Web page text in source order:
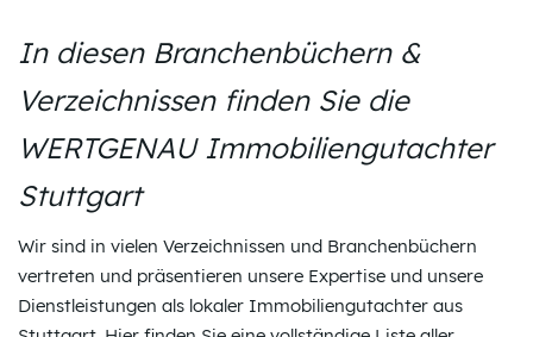
In diesen Branchenbüchern &
Verzeichnissen finden Sie die
WERTGENAU Immobiliengutachter
Stuttgart
Wir sind in vielen Verzeichnissen und Branchenbüchern
vertreten und präsentieren unsere Expertise und unsere
Dienstleistungen als lokaler Immobiliengutachter aus